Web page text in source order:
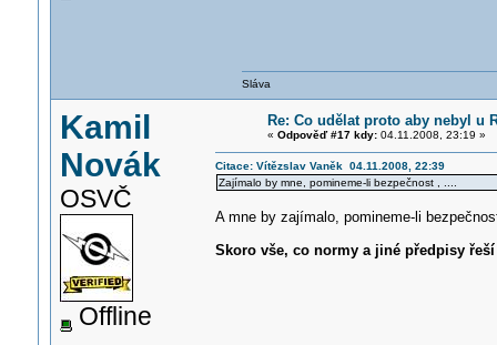
Sláva
Kamil
Novák
OSVČ
Offline
Re: Co udělat proto aby nebyl u
« Odpověď #17 kdy:04.11.2008, 23:19 »
Citace: Vítězslav Vaněk 04.11.2008, 22:39
Zajímalo by mne, pomineme-li bezpečnost , ....
A mne by zajímalo, pomineme-li
Skoro vše, co normy a jiné předpisy